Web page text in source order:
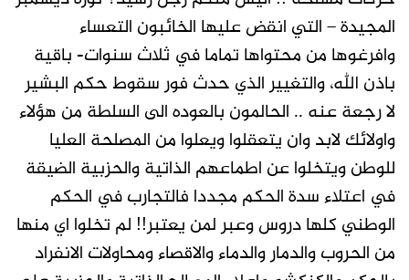
المجيدة – التي انقض عليها الخائبون التعساء
وافرغوها من محتواها تماما في ثلاث سنوات- باقية
باذن الله، والتغيير الذي حدث فور سقوط حكم البشير
لا رجعة عنه .. الحالمون بالعوده الى السلطة من هؤلاء
واولائك لابد وان يتعقلوا ويعلوا من المصلحة العليا
للوطن ويتخلوا عن اطماعهم الذاتية والحزبية الضيقة
في اعتلاء سدة الحكم مجددا فالتجارب في الحكم
الوطني كلها دروس وعبر لمن يعتبر!! لم تخلوا اي منها
من الحروب والدمار والدماء والاقصاء ومحاولات الانفراد